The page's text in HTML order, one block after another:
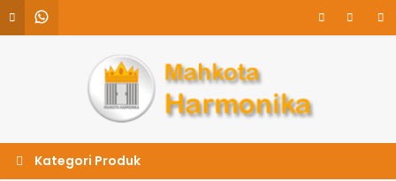
Kategori Produk